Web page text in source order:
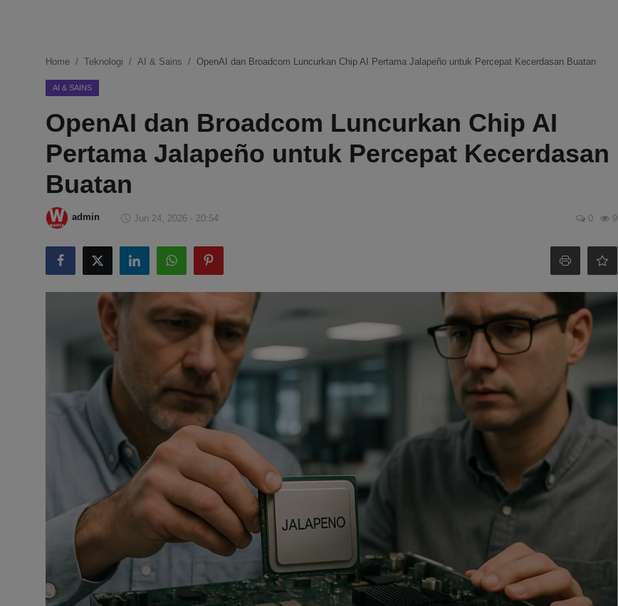
Ekonomi
Internasional
Teknologi
Hiburan
Kesehatan
Home Teknologi AI & Sains OpenAI dan Broadcom Luncurkan Chip AI Pertama Jalapeño untuk Percepat Kecerdasan Buatan
AI & SAINS
OpenAI dan Broadcom Luncurkan Chip AI
Pertama Jalapeño untuk Percepat Kecerdasan
Buatan
admin Jun 24, 2026 - 20:54 0 9